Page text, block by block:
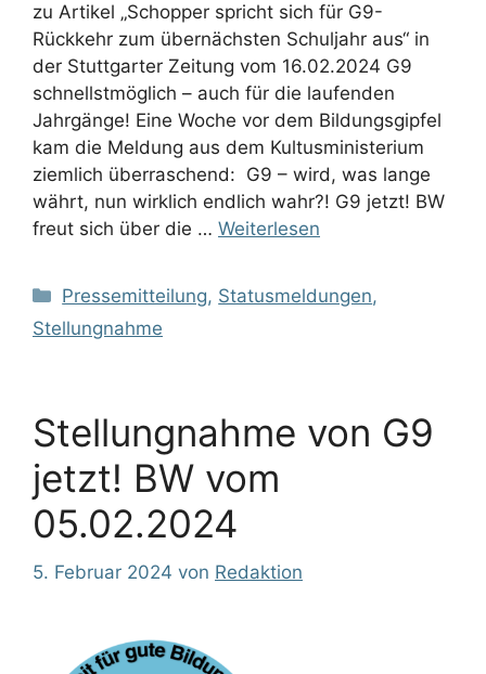
zu Artikel „Schopper spricht sich für G9-
Rückkehr zum übernächsten Schuljahr aus“ in
der Stuttgarter Zeitung vom 16.02.2024 G9
schnellstmöglich – auch für die laufenden
Jahrgänge! Eine Woche vor dem Bildungsgipfel
kam die Meldung aus dem Kultusministerium
ziemlich überraschend: G9 – wird, was lange
währt, nun wirklich endlich wahr?! G9 jetzt! BW
freut sich über die … Weiterlesen
Kategorien
Pressemitteilung, Statusmeldungen,
Stellungnahme
Stellungnahme von G9
jetzt! BW vom
05.02.2024
5. Februar 2024 von Redaktion